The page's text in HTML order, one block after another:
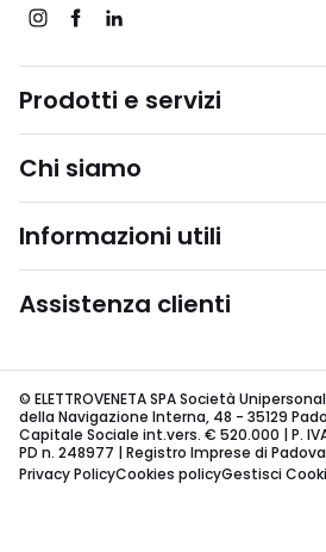
Prodotti e servizi
Chi siamo
Informazioni utili
Assistenza clienti
© ELETTROVENETA SPA Società
della Navigazione Interna, 48 - 35129
Capitale Sociale int.vers. € 520.000 | P. IVA
PD n. 248977 | Registro Imprese di Padova
Privacy PolicyCookies policyGestisci